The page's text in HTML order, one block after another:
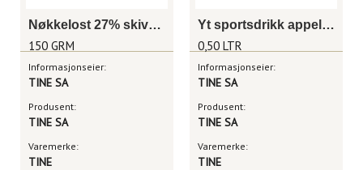
Nøkkelost 27% skiver 150g
150 GRM
Informasjonseier:
TINE SA
Produsent:
TINE SA
Varemerke:
TINE
Yt sportsdrikk appelsin 1/2 liter
0,50 LTR
Informasjonseier:
TINE SA
Produsent:
TINE SA
Varemerke:
TINE